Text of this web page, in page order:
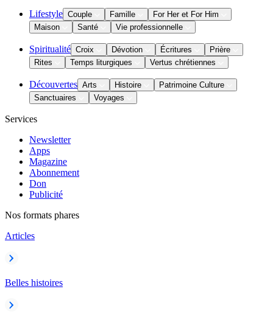
Lifestyle Couple Famille
For Her et For Him
Maison
Santé Vie professionnelle
Spiritualité Croix Dévotion Écritures
Prière
Rites
Temps liturgiques Vertus chrétiennes
Découvertes Arts Histoire
Patrimoine Culture
Sanctuaires
Voyages
Services
Newsletter
Apps
Magazine
Abonnement
Don
Publicité
Nos formats phares
Articles
Belles histoires